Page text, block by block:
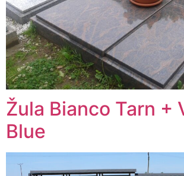
Žula Bianco Tarn +
Blue